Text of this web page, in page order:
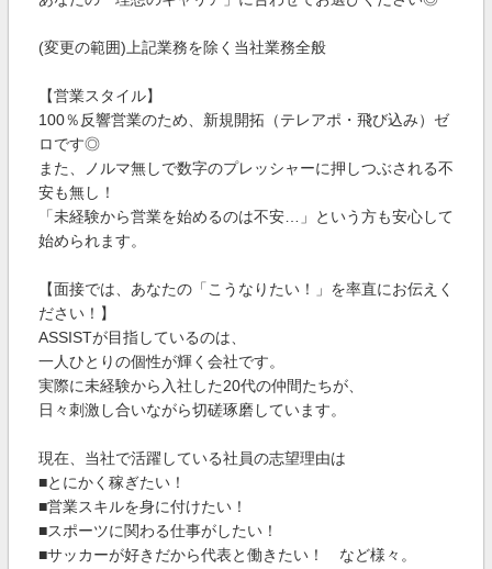
(変更の範囲)上記業務を除く当社業務全般
【営業スタイル】
100％反響営業のため、新規開拓（テレアポ・飛び込み）ゼ
ロです◎
また、ノルマ無しで数字のプレッシャーに押しつぶされる不
安も無し！
「未経験から営業を始めるのは不安…」という方も安心して
始められます。
【面接では、あなたの「こうなりたい！」を率直にお伝えく
ださい！】
ASSISTが目指しているのは、
一人ひとりの個性が輝く会社です。
実際に未経験から入社した20代の仲間たちが、
日々刺激し合いながら切磋琢磨しています。
現在、当社で活躍している社員の志望理由は
■とにかく稼ぎたい！
■営業スキルを身に付けたい！
■スポーツに関わる仕事がしたい！
■サッカーが好きだから代表と働きたい！ など様々。